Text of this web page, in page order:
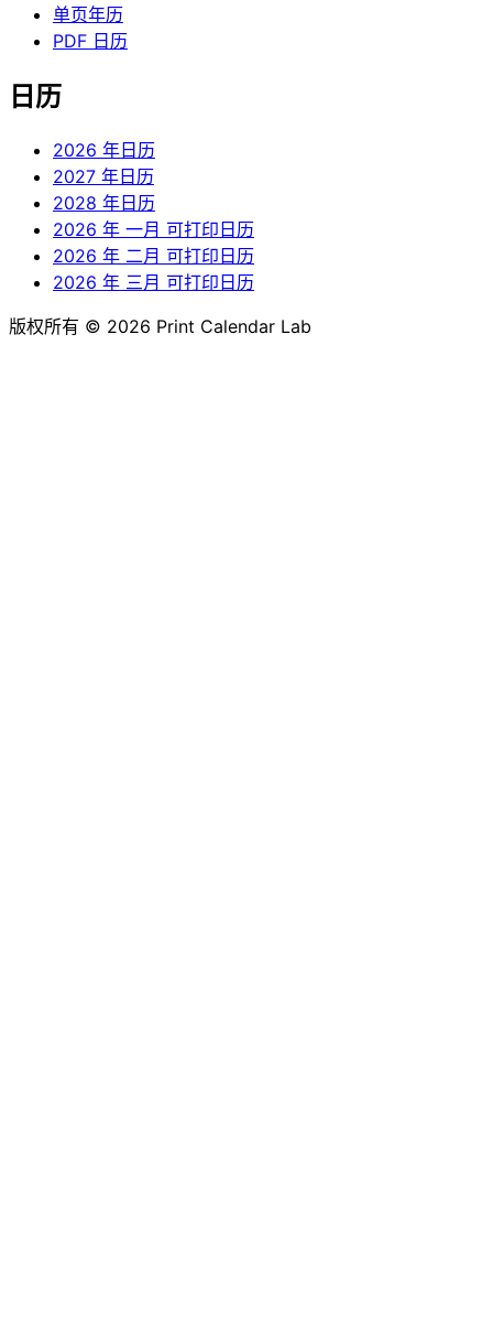
单页年历
PDF 日历
日历
2026 年日历
2027 年日历
2028 年日历
2026 年 一月 可打印日历
2026 年 二月 可打印日历
2026 年 三月 可打印日历
版权所有 © 2026 Print Calendar Lab